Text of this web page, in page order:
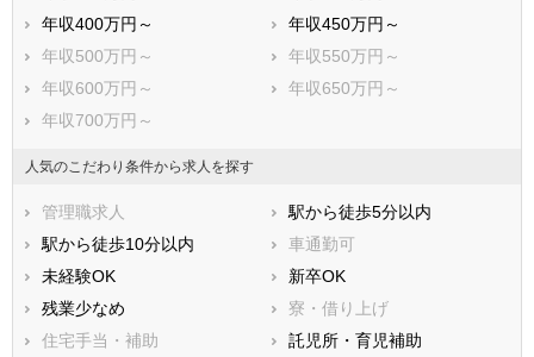
年収400万円～
年収450万円～
年収500万円～
年収550万円～
年収600万円～
年収650万円～
年収700万円～
人気のこだわり条件から求人を探す
管理職求人
駅から徒歩5分以内
駅から徒歩10分以内
車通勤可
未経験OK
新卒OK
残業少なめ
寮・借り上げ
住宅手当・補助
託児所・育児補助